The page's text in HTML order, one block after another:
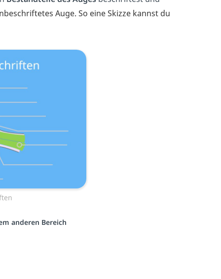
Auge. So eine Skizze kannst du
anderen Bereich